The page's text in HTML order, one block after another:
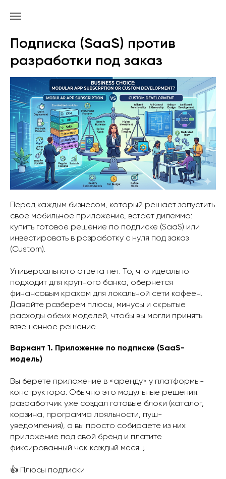
Подписка (SaaS) против
разработки под заказ
Перед каждым бизнесом, который решает запустить
свое мобильное приложение, встает дилемма:
купить готовое решение по подписке (SaaS) или
инвестировать в разработку с нуля под заказ
(Custom).
Универсального ответа нет. То, что идеально
подходит для крупного банка, обернется
финансовым крахом для локальной сети кофеен.
Давайте разберем плюсы, минусы и скрытые
расходы обеих моделей, чтобы вы могли принять
взвешенное решение.
Вариант 1. Приложение по подписке (SaaS-
модель)
Вы берете приложение в «аренду» у платформы-
конструктора. Обычно это модульные решения:
разработчик уже создал готовые блоки (каталог,
корзина, программа лояльности, пуш-
уведомления), а вы просто собираете из них
приложение под свой бренд и платите
фиксированный чек каждый месяц.
👍 Плюсы подписки